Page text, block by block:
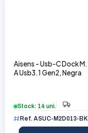
Aisens - Usb-C Dock
A Usb3.1 Gen2, Negra
Stock: 14 uni.
Ref. ASUC-M2D013-BK